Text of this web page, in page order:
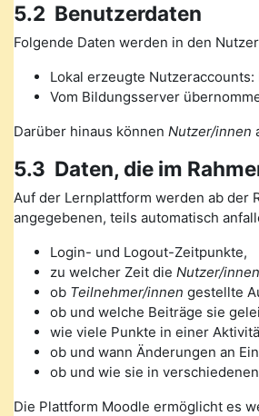
5.2 Benutzerdaten
Folgende Daten werden in den
Lokal erzeugte
Vom Bildungsserver
Darüber hinaus können Nutzer/innen
5.3 Daten, die im
Auf der Lernplattform werden ab der
angegebenen, teils automatisch
Login- und Logout-Zeitpunkte,
zu welcher Zeit die Nutzer/innen
ob Teilnehmer/innen gestellte
ob und welche Beiträge sie
wie viele Punkte in einer
ob und wann Änderungen an
ob und wie sie in
Die Plattform Moodle ermöglicht es